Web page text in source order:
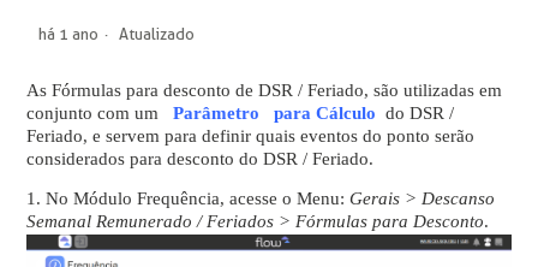
há 1 ano Atualizado
As Fórmulas para desconto de DSR / Feriado, são utilizadas em
conjunto com umParâmetro para Cálculo do DSR /
Feriado, e servem para definir quais eventos do ponto serão
considerados para desconto do DSR / Feriado.
1. No Módulo Frequência, acesse o Menu:Gerais > Descanso
Semanal Remunerado / Feriados > Fórmulas para Desconto.